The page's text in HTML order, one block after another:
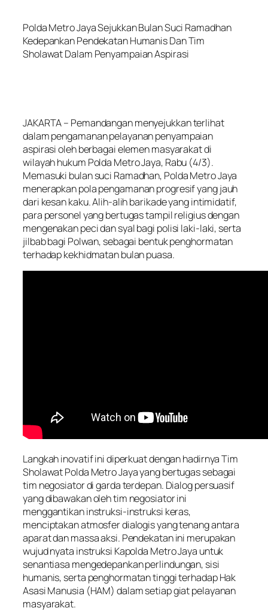
Polda Metro Jaya Sejukkan Bulan Suci Ramadhan
Kedepankan Pendekatan Humanis Dan Tim
Sholawat Dalam Penyampaian Aspirasi
JAKARTA – Pemandangan menyejukkan terlihat
dalam pengamanan pelayanan penyampaian
aspirasi oleh berbagai elemen masyarakat di
wilayah hukum Polda Metro Jaya, Rabu (4/3).
Memasuki bulan suci Ramadhan, Polda Metro Jaya
menerapkan pola pengamanan progresif yang jauh
dari kesan kaku. Alih-alih barikade yang intimidatif,
para personel yang bertugas tampil religius dengan
mengenakan peci dan syal bagi polisi laki-laki, serta
jilbab bagi Polwan, sebagai bentuk penghormatan
terhadap kekhidmatan bulan puasa.
Langkah inovatif ini diperkuat dengan hadirnya Tim
Sholawat Polda Metro Jaya yang bertugas sebagai
tim negosiator di garda terdepan. Dialog persuasif
yang dibawakan oleh tim negosiator ini
menggantikan instruksi-instruksi keras,
menciptakan atmosfer dialogis yang tenang antara
aparat dan massa aksi. Pendekatan ini merupakan
wujud nyata instruksi Kapolda Metro Jaya untuk
senantiasa mengedepankan perlindungan, sisi
humanis, serta penghormatan tinggi terhadap Hak
Asasi Manusia (HAM) dalam setiap giat pelayanan
masyarakat.